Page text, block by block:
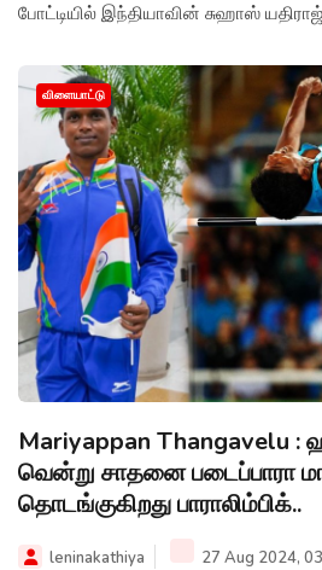
போட்டியில் இந்தியாவின் சுஹாஸ்
விளையாட்டு
Mariyappan Thangavelu :
வென்று சாதனை படைப்பாரா
தொடங்குகிறது பாராலிம்பிக்..
leninakathiya 27 Aug 2024,